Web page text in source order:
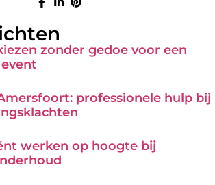
zonder gedoe voor een
professionele hulp bij
werken op hoogte bij